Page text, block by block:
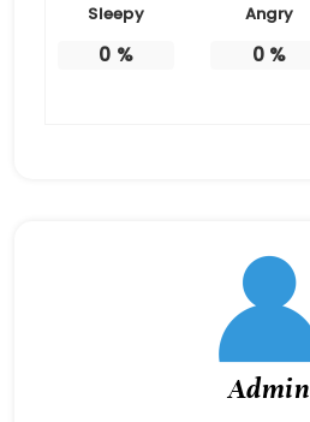
Sleepy
0 %
Angry
0%
Admin